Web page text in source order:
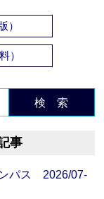
）
）
検 索
事
パス 2026/07-